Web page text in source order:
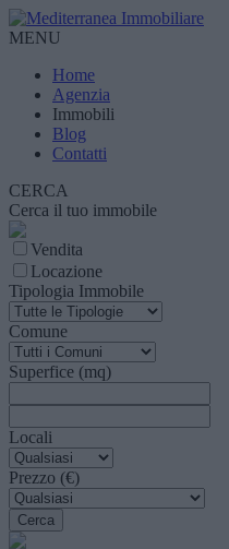
MENU
Home
Agenzia
Immobili
Blog
Contatti
CERCA
Cerca il tuo immobile
Vendita
Locazione
Tipologia Immobile
Comune
Superfice (mq)
Locali
Prezzo (€)